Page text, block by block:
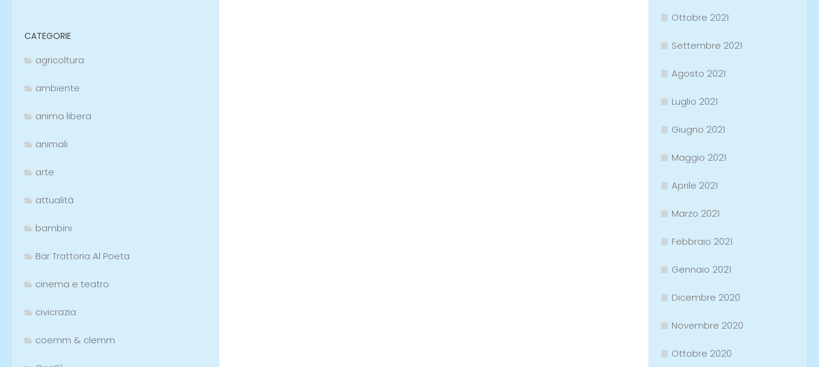
CATEGORIE
agricoltura
ambiente
anima libera
animali
arte
attualità
bambini
Bar Trattoria Al Poeta
cinema e teatro
civicrazia
coemm & clemm
Ottobre 2021
Settembre 2021
Agosto 2021
Luglio 2021
Giugno 2021
Maggio 2021
Aprile 2021
Marzo 2021
Febbraio 2021
Gennaio 2021
Dicembre 2020
Novembre 2020
Ottobre 2020